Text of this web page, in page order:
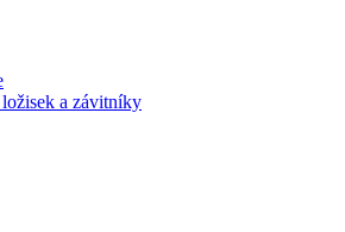
a závitníky